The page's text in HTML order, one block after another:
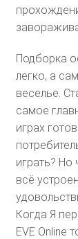
Подборка
легко, а
веселье.
самое
играх
играть? Но
всё
Когда Я
EVE Online